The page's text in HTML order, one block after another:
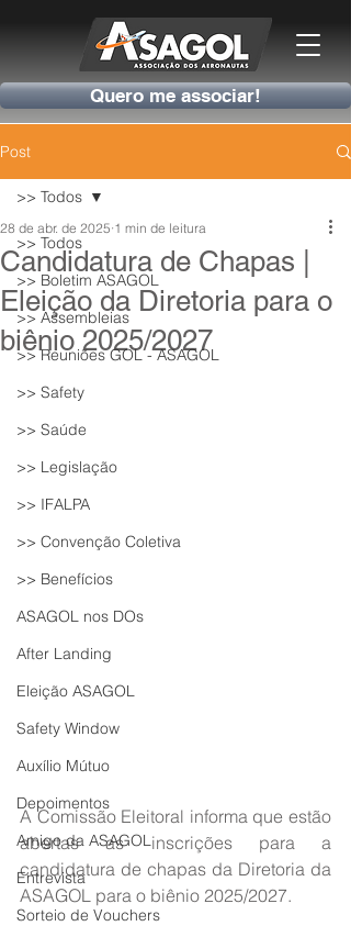
Quero me associar!
Post
>> Todos
>> Boletim ASAGOL
>> Assembleias
>> Reuniões GOL - ASAGOL
>> Safety
>> Saúde
>> Legislação
>> IFALPA
>> Convenção Coletiva
>> Benefícios
ASAGOL nos DOs
After Landing
Eleição ASAGOL
Safety Window
Auxílio Mútuo
Depoimentos
Amigo da ASAGOL
Entrevista
Sorteio de Vouchers
>> Todos
Candidatura de Chapas |
Eleição da Diretoria para o
biênio 2025/2027
28 de abr. de 2025 1 min de leitura
A Comissão Eleitoral informa que estão
abertas as inscrições para a
candidatura de chapas da Diretoria da
ASAGOL para o biênio 2025/2027.